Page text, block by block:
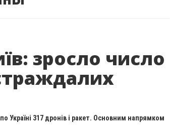
зросло число
Україні 317 дронів і ракет. Основним напрямком